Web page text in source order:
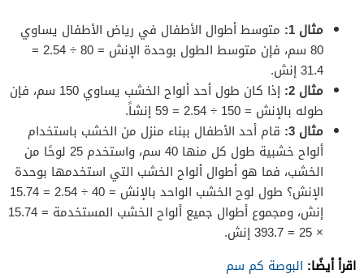
مثال 1:
متوسط أطوال الأطفال في رياض الأطفال يساوي
80 سم، فإن متوسط الطول بوحدة الإنش = 80 ÷ 2.54 =
31.4 إنش.
مثال 2:
إذا كان طول أحد ألواح الخشب يساوي 150 سم، فإن
طوله بالإنش = 150 ÷ 2.54 = 59 إنشاً.
مثال 3:
قام أحد الأطفال ببناء منزل من الخشب باستخدام
ألواح خشبية طول كل منها 40 سم، واستخدم 25 لوحًا من
الخشب، فما هو أطوال ألواح الخشب التي استخدمها بوحدة
الإنش؟ طول لوح الخشب الواحد بالإنش = 40 ÷ 2.54 = 15.74
إنش، ومجموع أطوال جميع ألواح الخشب المستخدمة = 15.74
× 25 = 393.7 إنش.
اقرأ أيضًا: البوصة كم سم